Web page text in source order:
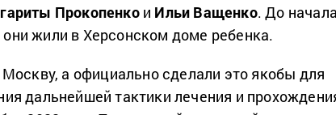
Прокопенкои Ильи Ващенко. До
жили в Херсонском доме ребенка.
а официально сделали это якобы для
дальнейшей тактики лечения и